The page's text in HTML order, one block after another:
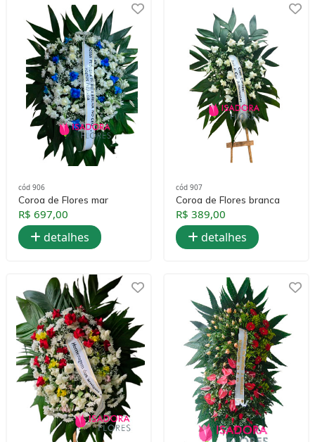
cód 906
Coroa de Flores mar
R$ 697,00
detalhes
cód 907
Coroa de Flores branca
R$ 389,00
detalhes